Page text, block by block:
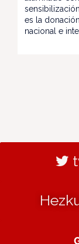
es la
nacional e